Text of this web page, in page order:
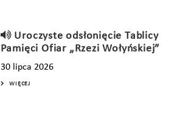
Uroczyste odsłonięcie Tablicy
Pamięci Ofiar „Rzezi Wołyńskiej”
30 lipca 2026
WIĘCEJ